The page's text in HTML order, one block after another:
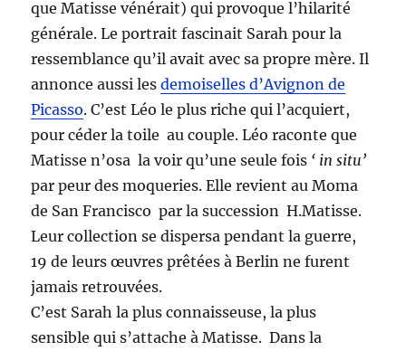
que Matisse vénérait) qui provoque l’hilarité
générale. Le portrait fascinait Sarah pour la
ressemblance qu’il avait avec sa propre mère. Il
annonce aussi lesdemoiselles d’Avignon de
Picasso. C’est Léo le plus riche qui l’acquiert,
pour céder la toile au couple. Léo raconte que
Matisse n’osa la voir qu’une seule fois ‘ in situ’
par peur des moqueries. Elle revient au Moma
de San Francisco par la succession H.Matisse.
Leur collection se dispersa pendant la guerre,
19 de leurs œuvres prêtées à Berlin ne furent
jamais retrouvées.
C’est Sarah la plus connaisseuse, la plus
sensible qui s’attache à Matisse. Dans la